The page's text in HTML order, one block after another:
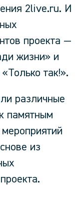
2live.ru. И
проекта —
жизни» и
так!».
различные
памятным
из